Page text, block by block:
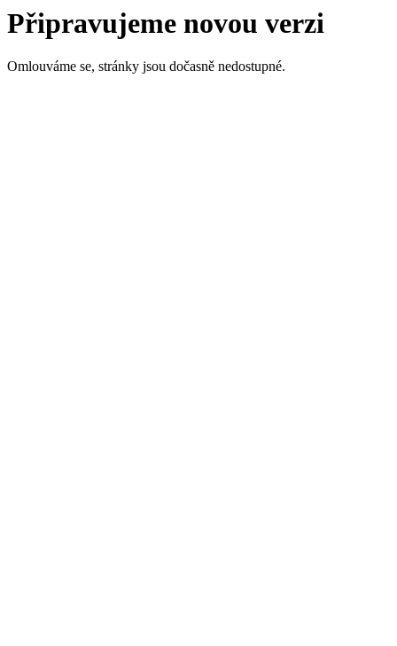
Připravujeme novou verzi
Omlouváme se, stránky jsou dočasně nedostupné.